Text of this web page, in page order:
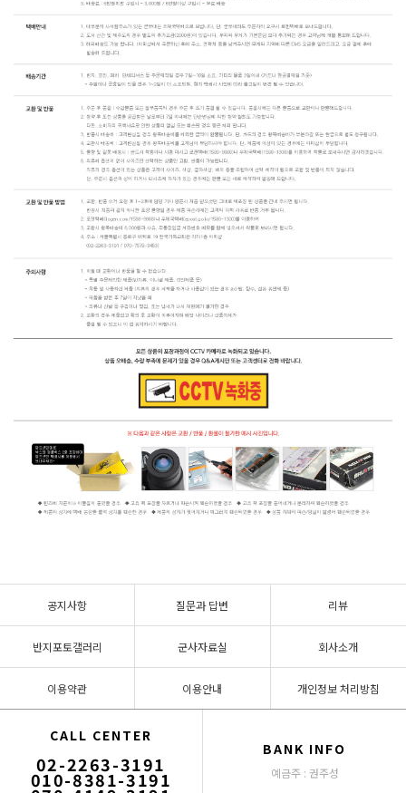
공지사항 질문과 답변 리뷰
반지포토갤러리 군사자료실 회사소개
이용약관 이용안내 개인정보 처리방침
CALL CENTER
02-2263-3191
010-8381-3191
BANK INFO
예금주 : 권주성